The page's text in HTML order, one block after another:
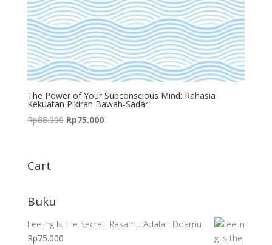
The Power of Your Subconscious Mind: Rahasia
Kekuatan Pikiran Bawah-Sadar
Rp88.000 Harga
Rp75.000Harga
Cart
Buku
Feeling Is the Secret: Rasamu Adalah Doamu
Rp75.000